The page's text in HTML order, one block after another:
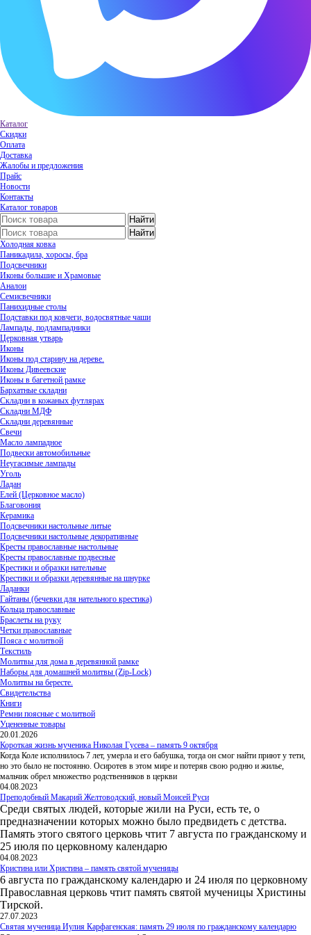
Каталог
Скидки
Оплата
Доставка
Жалобы и предложения
Прайс
Новости
Контакты
Каталог товаров
Холодная ковка
Паникадила, хоросы, бра
Подсвечники
Иконы большие и Храмовые
Аналои
Семисвечники
Панихидные столы
Подставки под ковчеги, водосвятные чаши
Лампады, подлампадники
Церковная утварь
Иконы
Иконы под старину на дереве.
Иконы Дивеевские
Иконы в багетной рамке
Бархатные складни
Складни в кожаных футлярах
Складни МДФ
Складни деревянные
Свечи
Масло лампадное
Подвески автомобильные
Неугасимые лампады
Уголь
Ладан
Елей (Церковное масло)
Благовония
Керамика
Подсвечники настольные литые
Подсвечники настольные декоративные
Кресты православные настольные
Кресты православные подвесные
Крестики и образки нательные
Крестики и образки деревянные на шнурке
Ладанки
Гайтаны (бечевки для нательного крестика)
Кольца православные
Браслеты на руку
Четки православные
Пояса с молитвой
Текстиль
Молитвы для дома в деревянной рамке
Наборы для домашней молитвы (Zip-Lock)
Молитвы на бересте.
Свидетельства
Книги
Ремни поясные с молитвой
Уцененные товары
20.01.2026
Короткая жизнь мученика Николая Гусева – память 9 октября
Когда Коле исполнилось 7 лет, умерла и его бабушка, тогда он смог найти приют у тети,
но это было не постоянно. Осиротев в этом мире и потеряв свою родню и жилье,
мальчик обрел множество родственников в церкви
04.08.2023
Преподобный Макарий Желтоводский, новый Моисей Руси
Среди святых людей, которые жили на Руси, есть те, о
предназначении которых можно было предвидеть с детства.
Память этого святого церковь чтит 7 августа по гражданскому и
25 июля по церковному календарю
04.08.2023
Кристина или Христина – память святой мученицы
6 августа по гражданскому календарю и 24 июля по церковному
Православная церковь чтит память святой мученицы Христины
Тирской.
27.07.2023
Святая мученица Иулия Карфагенская: память 29 июля по гражданскому календарю